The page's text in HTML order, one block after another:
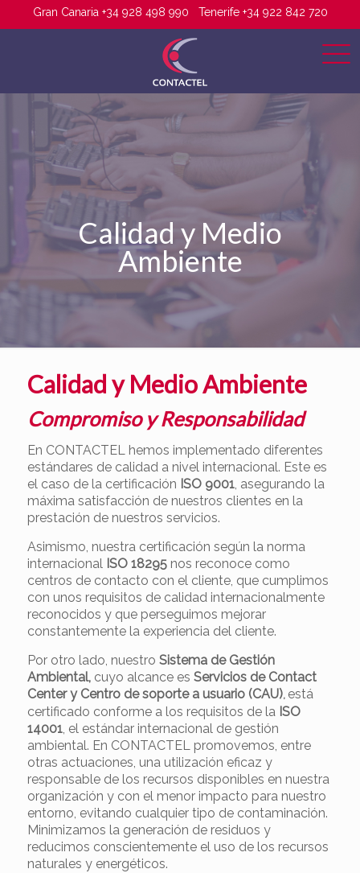
Gran Canaria +34 928 498 990 Tenerife +34 922 842 720
Calidad y Medio
Ambiente
Calidad y Medio Ambiente
Compromiso y Responsabilidad
En CONTACTEL hemos implementado diferentes
estándares de calidad a nivel internacional. Este es
el caso de la certificación ISO 9001, asegurando la
máxima satisfacción de nuestros clientes en la
prestación de nuestros servicios.
Asimismo, nuestra certificación según la norma
internacional ISO 18295nos reconoce como
centros de contacto con el cliente, que cumplimos
con unos requisitos de calidad internacionalmente
reconocidos y que perseguimos mejorar
constantemente la experiencia del cliente.
Por otro lado, nuestro Sistema de Gestión
Ambiental, cuyo alcance es Servicios de Contact
Center y Centro de soporte a usuario (CAU), está
certificado conforme a los requisitos de la ISO
14001, el estándar internacional de gestión
ambiental. En CONTACTEL promovemos, entre
otras actuaciones, una utilización eficaz y
responsable de los recursos disponibles en nuestra
organización y con el menor impacto para nuestro
entorno, evitando cualquier tipo de contaminación.
Minimizamos la generación de residuos y
reducimos conscientemente el uso de los recursos
naturales y energéticos.